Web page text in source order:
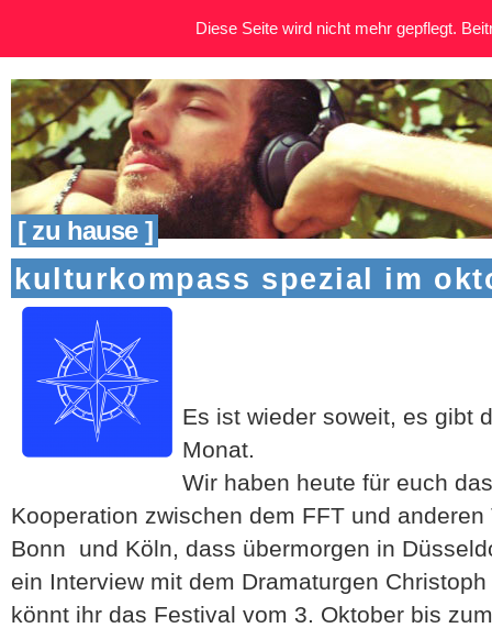
[ zu hause ]
kulturkompass spezial im
Es ist wieder soweit, es gibt
Monat.
Wir haben heute für euch
Kooperation zwischen dem FFT und
Bonn und Köln, dass übermorgen in
ein Interview mit dem Dramaturgen
könnt ihr das Festival vom 3. Oktober bis
Diese Seite wird nicht mehr gepflegt.